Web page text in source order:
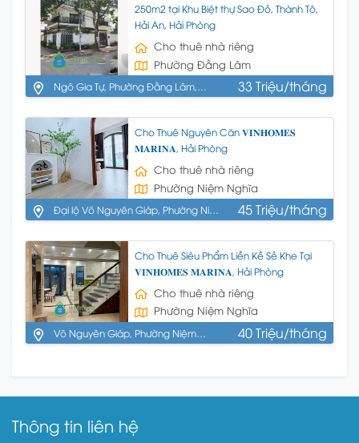
250m2 tại Khu Biệt thự Sao Đỏ, Thành Tô,
Hải An, Hải Phòng
Cho thuê nhà riêng
Phường Đằng Lâm
Ngô Gia Tự, Phường Đằng Lâm,
33 Triệu/tháng
Cho Thuê Nguyên Căn 𝐕𝐈𝐍𝐇𝐎𝐌𝐄𝐒
𝐌𝐀𝐑𝐈𝐍𝐀, Hải Phòng
Cho thuê nhà riêng
Phường Niệm Nghĩa
Đại lộ Võ Nguyên Giáp, Phường Niệm
45 Triệu/tháng
Cho Thuê Siêu Phẩm Liền Kề Sẻ Khe Tại
𝐕𝐈𝐍𝐇𝐎𝐌𝐄𝐒 𝐌𝐀𝐑𝐈𝐍𝐀, Hải Phòng
Cho thuê nhà riêng
Phường Niệm Nghĩa
Võ Nguyên Giáp, Phường Niệm
40 Triệu/tháng
Thông tin liên hệ